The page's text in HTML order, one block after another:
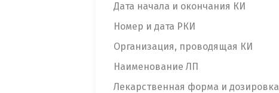
Дата начала и окончания КИ
Номер и дата РКИ
Организация, проводящая КИ
Наименование ЛП
Лекарственная форма и дозировка